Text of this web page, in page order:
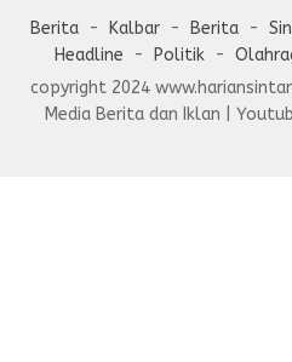
Berita Kalbar Berita
Headline
Politik
copyright 2024
Media Berita dan Iklan |